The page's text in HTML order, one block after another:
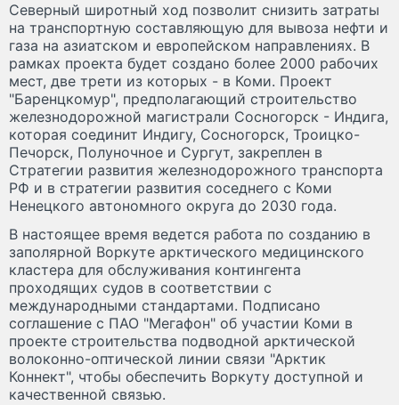
Северный широтный ход позволит снизить затраты
на транспортную составляющую для вывоза нефти и
газа на азиатском и европейском направлениях. В
рамках проекта будет создано более 2000 рабочих
мест, две трети из которых - в Коми. Проект
"Баренцкомур", предполагающий строительство
железнодорожной магистрали Сосногорск - Индига,
которая соединит Индигу, Сосногорск, Троицко-
Печорск, Полуночное и Сургут, закреплен в
Стратегии развития железнодорожного транспорта
РФ и в стратегии развития соседнего с Коми
Ненецкого автономного округа до 2030 года.
В настоящее время ведется работа по созданию в
заполярной Воркуте арктического медицинского
кластера для обслуживания контингента
проходящих судов в соответствии с
международными стандартами. Подписано
соглашение с ПАО "Мегафон" об участии Коми в
проекте строительства подводной арктической
волоконно-оптической линии связи "Арктик
Коннект", чтобы обеспечить Воркуту доступной и
качественной связью.